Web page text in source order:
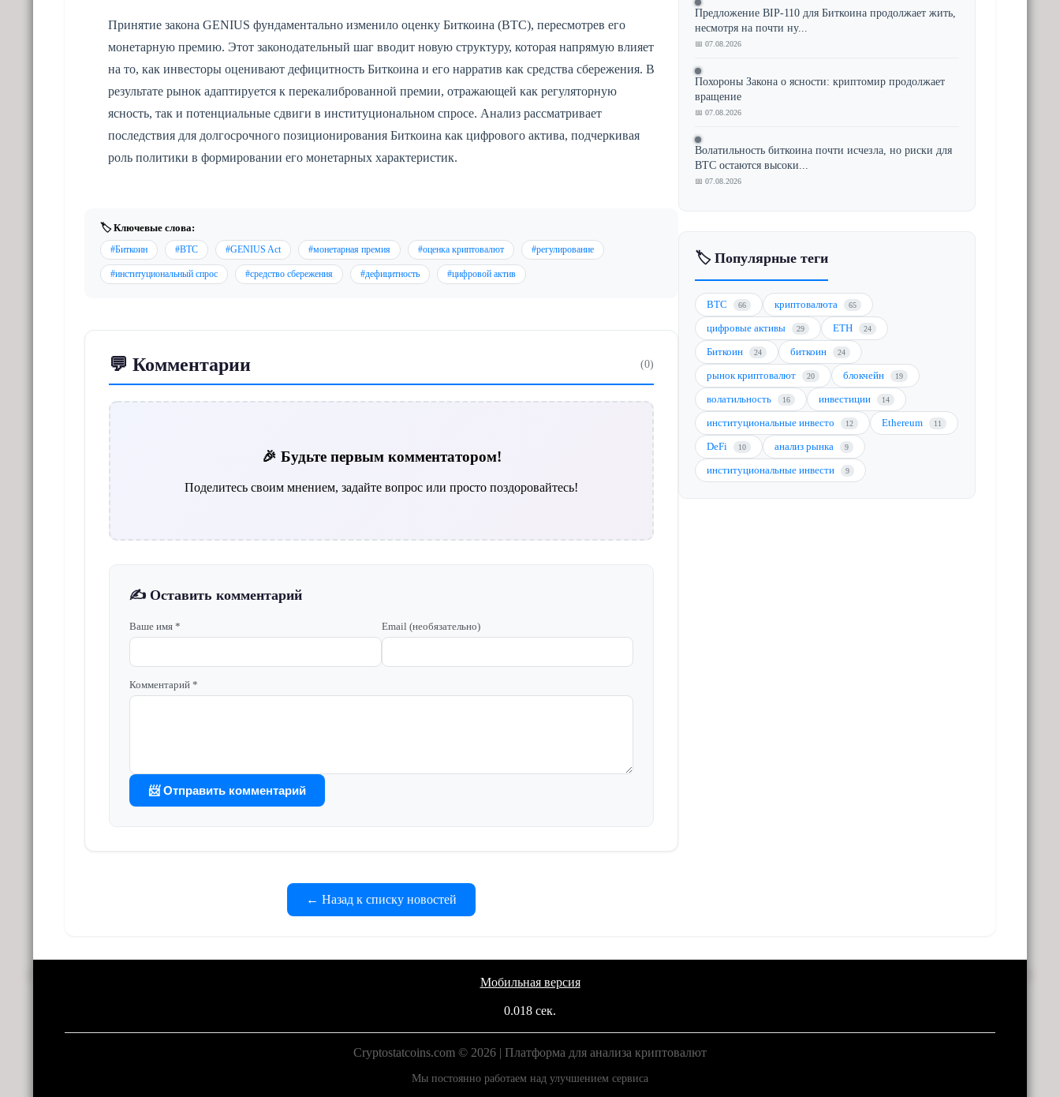
Принятие закона GENIUS фундаментально изменило оценку Биткоина (BTC), пересмотрев его
монетарную премию. Этот законодательный шаг вводит новую структуру, которая напрямую влияет
на то, как инвесторы оценивают дефицитность Биткоина и его нарратив как средства сбережения. В
результате рынок адаптируется к перекалиброванной премии, отражающей как регуляторную
ясность, так и потенциальные сдвиги в институциональном спросе. Анализ рассматривает
последствия для долгосрочного позиционирования Биткоина как цифрового актива, подчеркивая
роль политики в формировании его монетарных характеристик.
🏷️ Ключевые слова:
#Биткоин #BTC #GENIUS Act #монетарная премия #оценка криптовалют #регулирование
#институциональный спрос #средство сбережения #дефицитность #цифровой актив
💬 Комментарии (0)
🎉 Будьте первым комментатором!
Поделитесь своим мнением, задайте вопрос или просто поздоровайтесь!
✍️ Оставить комментарий
Ваше имя * Email (необязательно)
Комментарий *
📨 Отправить комментарий
← Назад к списку новостей
Предложение BIP-110 для Биткоина продолжает жить,
несмотря на почти ну...
📅 07.08.2026
Похороны Закона о ясности: криптомир продолжает
вращение
📅 07.08.2026
Волатильность биткоина почти исчезла, но риски для
BTC остаются высоки...
📅 07.08.2026
🏷️ Популярные теги
BTC 66 криптовалюта 65
цифровые активы 29 ETH 24
Биткоин 24 биткоин 24
рынок криптовалют 20 блокчейн 19
волатильность 16 инвестиции 14
институциональные инвесто 12 Ethereum 11
DeFi 10 анализ рынка 9
институциональные инвести 9
Мобильная версия
0.018 сек.
Cryptostatcoins.com © 2026 | Платформа для анализа криптовалют
Мы постоянно работаем над улучшением сервиса